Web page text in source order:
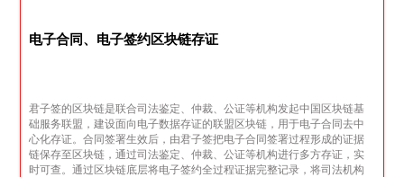
电子合同、电子签约区块链存证
君子签的区块链是联合司法鉴定、仲裁、公证等机构发起中国区块链基
础服务联盟，建设面向电子数据存证的联盟区块链，用于电子合同去中
心化存证。合同签署生效后，由君子签把电子合同签署过程形成的证据
链保存至区块链，通过司法鉴定、仲裁、公证等机构进行多方存证，实
时可查。通过区块链底层将电子签约全过程证据完整记录，将司法机构